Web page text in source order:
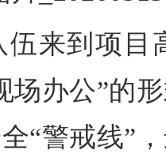
伍来到项
场办公”的
“警戒线”